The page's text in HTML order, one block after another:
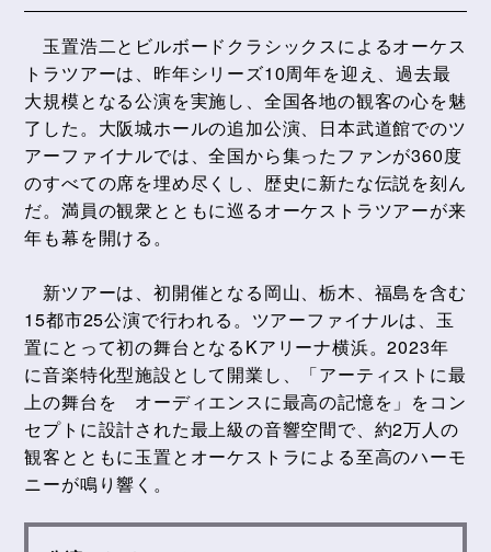
玉置浩二とビルボードクラシックスによるオーケス
トラツアーは、昨年シリーズ10周年を迎え、過去最
大規模となる公演を実施し、全国各地の観客の心を魅
了した。大阪城ホールの追加公演、日本武道館でのツ
アーファイナルでは、全国から集ったファンが360度
のすべての席を埋め尽くし、歴史に新たな伝説を刻ん
だ。満員の観衆とともに巡るオーケストラツアーが来
年も幕を開ける。
新ツアーは、初開催となる岡山、栃木、福島を含む
15都市25公演で行われる。ツアーファイナルは、玉
置にとって初の舞台となるKアリーナ横浜。2023年
に音楽特化型施設として開業し、「アーティストに最
上の舞台を オーディエンスに最高の記憶を」をコン
セプトに設計された最上級の音響空間で、約2万人の
観客とともに玉置とオーケストラによる至高のハーモ
ニーが鳴り響く。